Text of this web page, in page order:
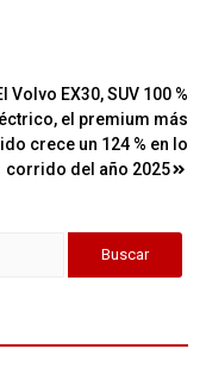
Volvo EX30, SUV 100 %
el premium más
crece un 124 % en lo
corrido del año 2025